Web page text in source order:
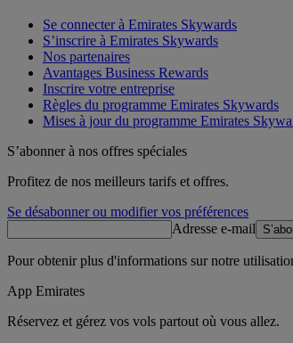
Se connecter à Emirates Skywards
S’inscrire à Emirates Skywards
Nos partenaires
Avantages Business Rewards
Inscrire votre entreprise
Règles du programme Emirates Skywards
Mises à jour du programme Emirates
S’abonner à nos offres spéciales
Profitez de nos meilleurs tarifs et offres.
Se désabonner ou modifier vos préférences
Adresse e-mail
Pour obtenir plus d'informations sur notre
App Emirates
Réservez et gérez vos vols partout où vous allez.